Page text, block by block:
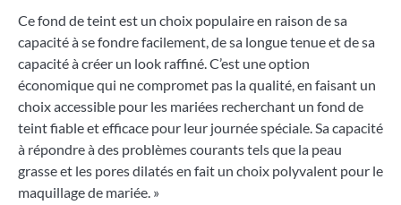
Ce fond de teint est un choix populaire en raison de sa
capacité à se fondre facilement, de sa longue tenue et de sa
capacité à créer un look raffiné. C’est une option
économique qui ne compromet pas la qualité, en faisant un
choix accessible pour les mariées recherchant un fond de
teint fiable et efficace pour leur journée spéciale. Sa capacité
à répondre à des problèmes courants tels que la peau
grasse et les pores dilatés en fait un choix polyvalent pour le
maquillage de mariée. »